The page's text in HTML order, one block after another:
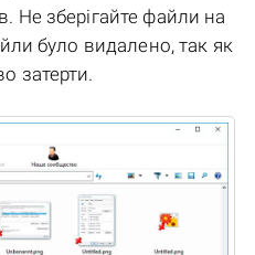
Не зберігайте файли на
було видалено, так як
затерти.